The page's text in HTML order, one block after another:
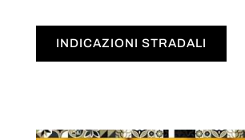
INDICAZIONI STRADALI